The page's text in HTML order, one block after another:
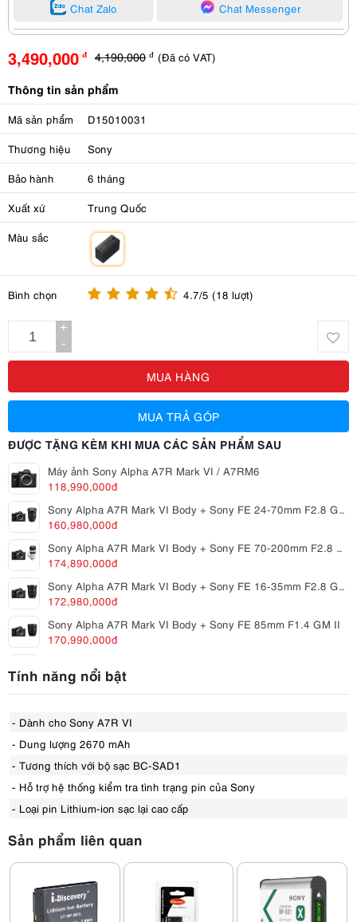
Chat Zalo Chat Messenger
3,490,000 đ 4,190,000 đ (Đã có VAT)
Thông tin sản phẩm
Mã sản phẩm D15010031
Thương hiệu Sony
Bảo hành 6 tháng
Xuất xứ Trung Quốc
Màu sắc
Bình chọn 4.7/5 (18 lượt)
+
-
MUA HÀNG
MUA TRẢ GÓP
ĐƯỢC TẶNG KÈM KHI MUA CÁC SẢN PHẨM SAU
Máy ảnh Sony Alpha A7R Mark VI / A7RM6
118,990,000đ
Sony Alpha A7R Mark VI Body + Sony FE 24-70mm F2.8 GM II
160,980,000đ
Sony Alpha A7R Mark VI Body + Sony FE 70-200mm F2.8 GM OSS II
174,890,000đ
Sony Alpha A7R Mark VI Body + Sony FE 16-35mm F2.8 GM II
172,980,000đ
Sony Alpha A7R Mark VI Body + Sony FE 85mm F1.4 GM II
170,990,000đ
152,780,000đ
130,990,000đ
Sony Alpha A7R Mark VI Body + Sony FE PZ 16-35mm F4 G
150,380,000đ
145,480,000đ
Sony Alpha A7R Mark VI Body + Sony FE 50mm F2.5 G
134,480,000đ
Sony Alpha A7R Mark VI Body + Sony FE 50mm F1.2 GM
169,080,000đ
Sony Alpha A7R Mark VI Body + Sony FE 24mm F1.4 GM
156,280,000đ
Tính năng nổi bật
- Dành cho Sony A7R VI
- Dung lượng 2670 mAh
- Tương thích với bộ sạc BC-SAD1
- Hỗ trợ hệ thống kiểm tra tình trạng pin của Sony
- Loại pin Lithium-ion sạc lại cao cấp
Sản phẩm liên quan